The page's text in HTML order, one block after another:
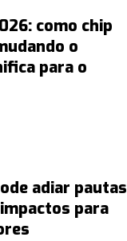
como chip
o
para o
adiar pautas
para